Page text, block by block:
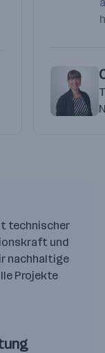
technischer
und
nachhaltige
Projekte